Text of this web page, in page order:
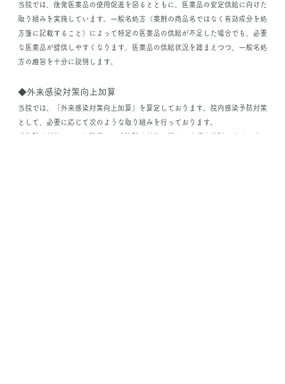
当院では、後発医薬品の使用促進を図るとともに、医薬品の安定供給に向けた
取り組みを実施しています。一般名処方（薬剤の商品名ではなく有効成分を処
方箋に記載すること）によって特定の医薬品の供給が不足した場合でも、必要
な医薬品が提供しやすくなります。医薬品の供給状況を踏まえつつ、一般名処
方の趣旨を十分に説明します。
◆外来感染対策向上加算
当院では、「外来感染対策向上加算」を算定しております。院内感染予防対策
として、必要に応じて次のような取り組みを行っております。